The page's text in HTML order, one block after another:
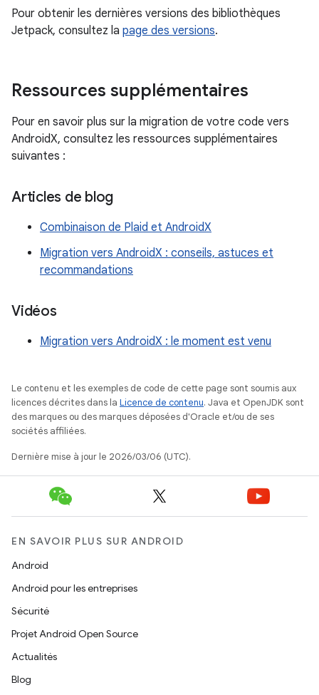
Pour obtenir les dernières versions des bibliothèques
Jetpack, consultez la page des versions.
Ressources supplémentaires
Pour en savoir plus sur la migration de votre code vers
AndroidX, consultez les ressources supplémentaires
suivantes :
Articles de blog
Combinaison de Plaid et AndroidX
Migration vers AndroidX : conseils, astuces et
recommandations
Vidéos
Migration vers AndroidX : le moment est venu
Le contenu et les exemples de code de cette page sont soumis aux
licences décrites dans la Licence de contenu. Java et OpenJDK sont
des marques ou des marques déposées d'Oracle et/ou de ses
sociétés affiliées.
Dernière mise à jour le 2026/03/06 (UTC).
EN SAVOIR PLUS SUR ANDROID
Android
Android pour les entreprises
Sécurité
Projet Android Open Source
Actualités
Blog